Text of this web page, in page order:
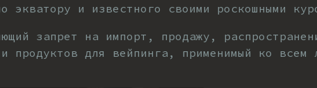
экватору и известного своими роскошными
запрет на импорт, продажу,
продуктов для вейпинга, применимый ко всем